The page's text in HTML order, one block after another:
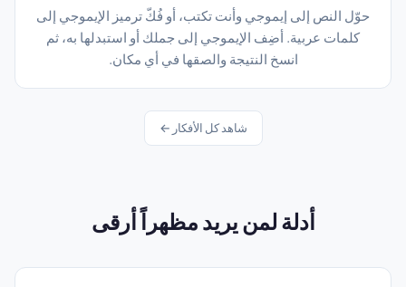
حوّل النص إلى إيموجي وأنت تكتب، أو فُكّ ترميز الإيموجي إلى
كلمات عربية. أضِف الإيموجي إلى جملك أو استبدلها به، ثم
انسخ النتيجة والصقها في أي مكان.
شاهد كل الأفكار ←
أدلة لمن يريد مظهراً أرقى